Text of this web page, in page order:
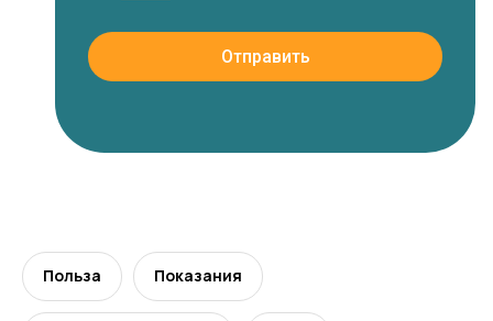
Польза Показания